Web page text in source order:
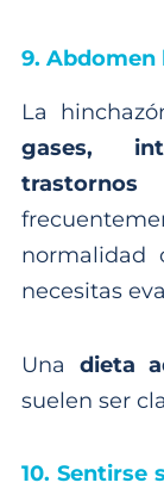
9. Abdomen
La
gases,
normalidad
necesitas
Una dieta
suelen ser
10. Sentirse